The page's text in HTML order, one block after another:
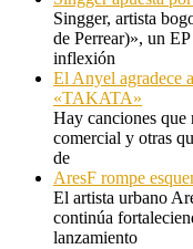
Singger, artista
de Perrear)», un
inflexión
El Anyel agradece
«TAKATA»
Hay canciones que
comercial y otras
de
AresF rompe
El artista urbano
continúa
lanzamiento